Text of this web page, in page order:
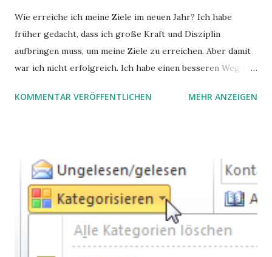
Wie erreiche ich meine Ziele im neuen Jahr? Ich habe
früher gedacht, dass ich große Kraft und Disziplin
aufbringen muss, um meine Ziele zu erreichen. Aber damit
war ich nicht erfolgreich. Ich habe einen besseren Weg in
möchte. Darin habe ich zwei gute Begründungen gefunden,
KOMMENTAR VERÖFFENTLICHEN MEHR ANZEIGEN